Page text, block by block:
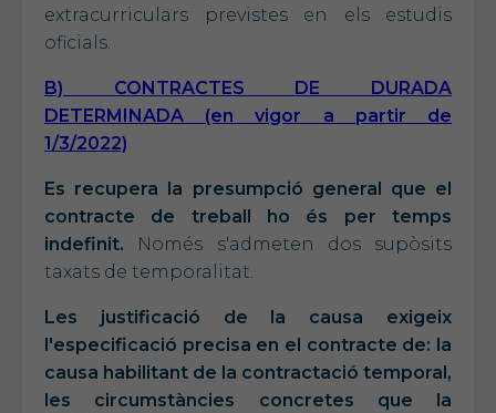
extracurriculars previstes en els estudis
oficials.
B) CONTRACTES DE DURADA
DETERMINADA (en vigor a partir de
1/3/2022)
Es recupera la presumpció general que el
contracte de treball ho és per temps
indefinit. Només s'admeten dos supòsits
taxats de temporalitat.
Les justificació de la causa exigeix
l'especificació precisa en el contracte de: la
causa habilitant de la contractació temporal,
les circumstàncies concretes que la